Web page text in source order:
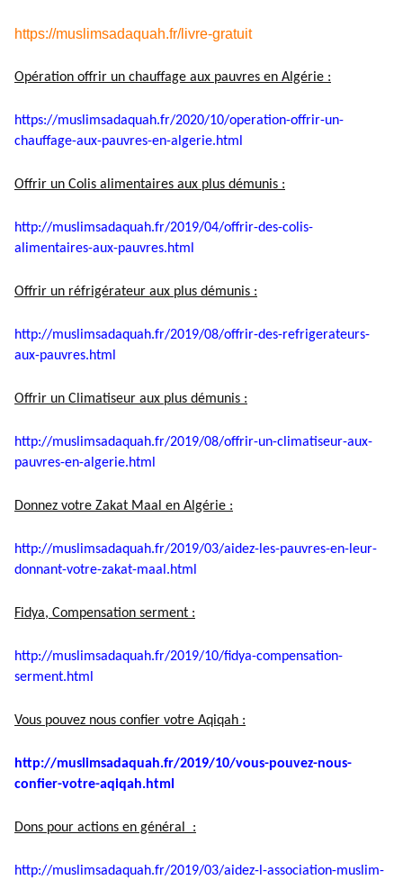
https://muslimsadaquah.fr/livre-gratuit
Opération offrir un chauffage aux pauvres en Algérie :
https://muslimsadaquah.fr/2020/10/operation-offrir-un-
chauffage-aux-pauvres-en-algerie.html
Offrir un Colis alimentaires aux plus démunis :
http://muslimsadaquah.fr/2019/04/offrir-des-colis-
alimentaires-aux-pauvres.html
Offrir un réfrigérateur aux plus démunis :
http://muslimsadaquah.fr/2019/08/offrir-des-refrigerateurs-
aux-pauvres.html
Offrir un Climatiseur aux plus démunis :
http://muslimsadaquah.fr/2019/08/offrir-un-climatiseur-aux-
pauvres-en-algerie.html
Donnez votre Zakat Maal en Algérie :
http://muslimsadaquah.fr/2019/03/aidez-les-pauvres-en-leur-
donnant-votre-zakat-maal.html
Fidya, Compensation serment :
http://muslimsadaquah.fr/2019/10/fidya-compensation-
serment.html
Vous pouvez nous confier votre Aqiqah :
http://muslimsadaquah.fr/2019/10/vous-pouvez-nous-
confier-votre-aqiqah.html
Dons pour actions en général :
http://muslimsadaquah.fr/2019/03/aidez-l-association-muslim-